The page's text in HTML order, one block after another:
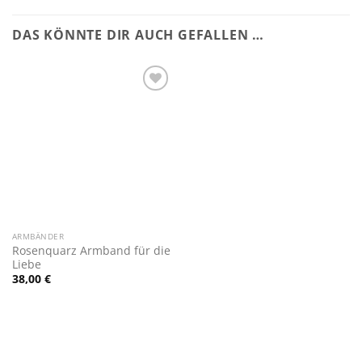
DAS KÖNNTE DIR AUCH GEFALLEN …
ARMBÄNDER
Rosenquarz Armband für die
Liebe
38,00 €